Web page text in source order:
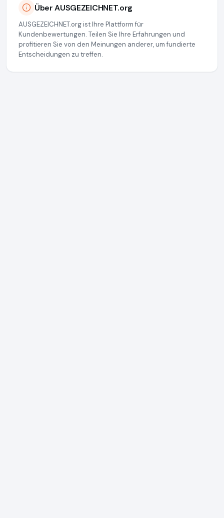
Über AUSGEZEICHNET.org
AUSGEZEICHNET.org ist Ihre Plattform für
Kundenbewertungen. Teilen Sie Ihre Erfahrungen und
profitieren Sie von den Meinungen anderer, um fundierte
Entscheidungen zu treffen.